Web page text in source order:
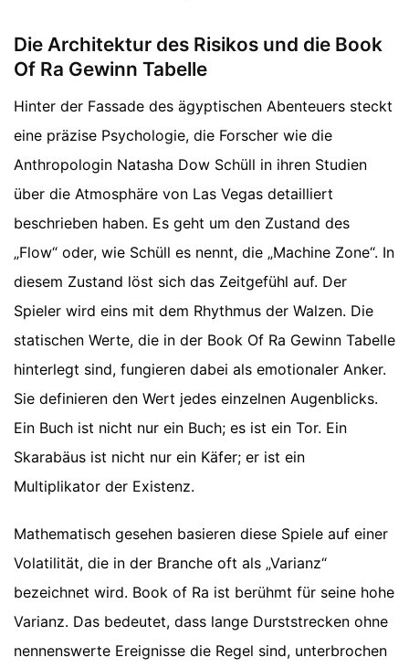
Die Architektur des Risikos und die Book
Of Ra Gewinn Tabelle
Hinter der Fassade des ägyptischen Abenteuers steckt
eine präzise Psychologie, die Forscher wie die
Anthropologin Natasha Dow Schüll in ihren Studien
über die Atmosphäre von Las Vegas detailliert
beschrieben haben. Es geht um den Zustand des
„Flow“ oder, wie Schüll es nennt, die „Machine Zone“. In
diesem Zustand löst sich das Zeitgefühl auf. Der
Spieler wird eins mit dem Rhythmus der Walzen. Die
statischen Werte, die in der Book Of Ra Gewinn Tabelle
hinterlegt sind, fungieren dabei als emotionaler Anker.
Sie definieren den Wert jedes einzelnen Augenblicks.
Ein Buch ist nicht nur ein Buch; es ist ein Tor. Ein
Skarabäus ist nicht nur ein Käfer; er ist ein
Multiplikator der Existenz.
Mathematisch gesehen basieren diese Spiele auf einer
Volatilität, die in der Branche oft als „Varianz“
bezeichnet wird. Book of Ra ist berühmt für seine hohe
Varianz. Das bedeutet, dass lange Durststrecken ohne
nennenswerte Ereignisse die Regel sind, unterbrochen